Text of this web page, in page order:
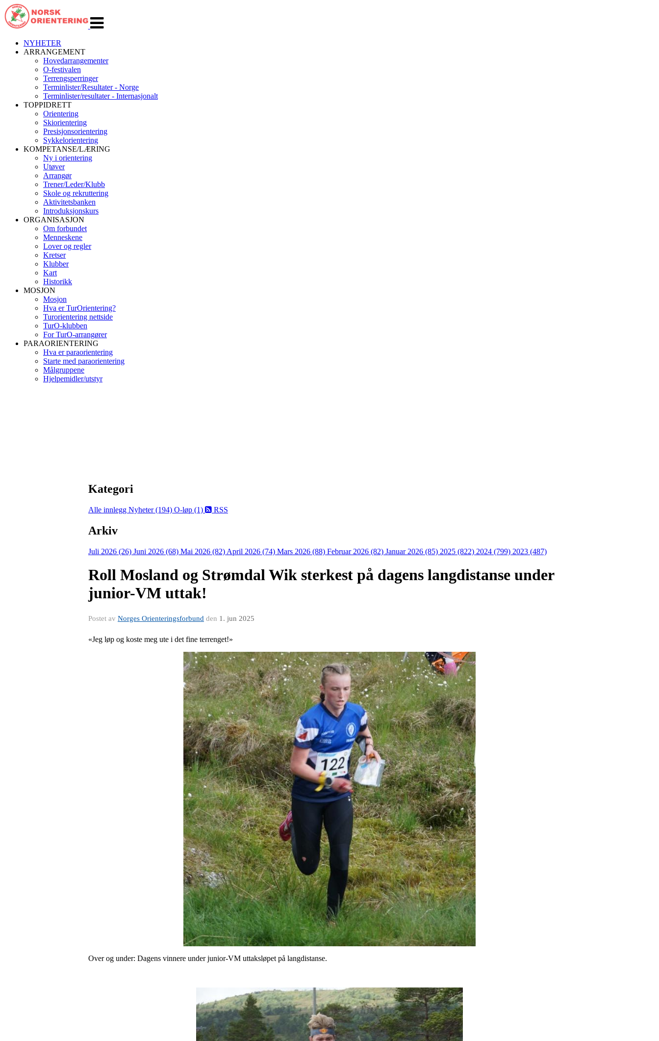
navigasjon
NYHETER
ARRANGEMENT
Hovedarrangementer
O-festivalen
Terrengsperringer
Terminlister/Resultater - Norge
Terminlister/resultater - Internasjonalt
TOPPIDRETT
Orientering
Skiorientering
Presisjonsorientering
Sykkelorientering
KOMPETANSE/LÆRING
Ny i orientering
Utøver
Arrangør
Trener/Leder/Klubb
Skole og rekruttering
Aktivitetsbanken
Introduksjonskurs
ORGANISASJON
Om forbundet
Menneskene
Lover og regler
Kretser
Klubber
Kart
Historikk
MOSJON
Mosjon
Hva er TurOrientering?
Turorientering nettside
TurO-klubben
For TurO-arrangører
PARAORIENTERING
Hva er paraorientering
Starte med paraorientering
Målgruppene
Hjelpemidler/utstyr
Kategori
Alle innlegg Nyheter (194) O-løp (1) RSS
Arkiv
Juli 2026 (26) Juni 2026 (68) Mai 2026 (82) April 2026 (74) Mars 2026 (88) Februar 2026 (82) Januar 2026 (85) 2025 (822) 2024 (799) 2023 (487)
Roll Mosland og Strømdal Wik sterkest på dagens langdistanse under
junior-VM uttak!
Postet av Norges Orienteringsforbund den 1. jun 2025
«Jeg løp og koste meg ute i det fine terrenget!»
Over og under: Dagens vinnere under junior-VM uttaksløpet på langdistanse.